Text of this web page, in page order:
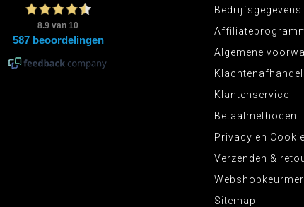
Bedrijfsgegevens
Algemene
Klantenservice
Betaalmethoden
Privacy en
Verzenden &
Sitemap